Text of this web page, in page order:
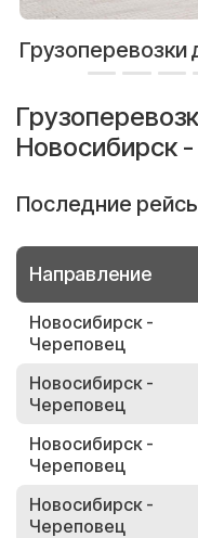
Грузоперевозки
Новосибирск
Последние
Направление
Новосибирск -
Череповец
Новосибирск -
Череповец
Новосибирск -
Череповец
Новосибирск -
Череповец